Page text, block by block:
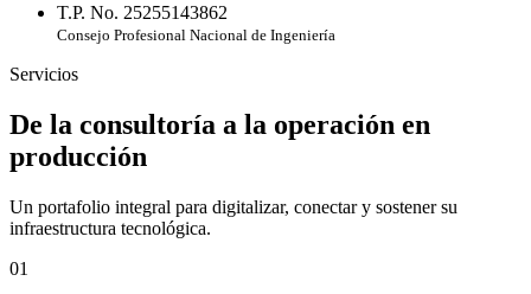
T.P. No. 25255143862
Consejo Profesional Nacional de Ingeniería
Servicios
De la consultoría a la operación en
producción
Un portafolio integral para digitalizar, conectar y sostener su
infraestructura tecnológica.
01